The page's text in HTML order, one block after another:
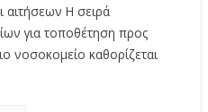
αιτήσεων Η σειρά
για τοποθέτηση προς
νοσοκομείο καθορίζεται